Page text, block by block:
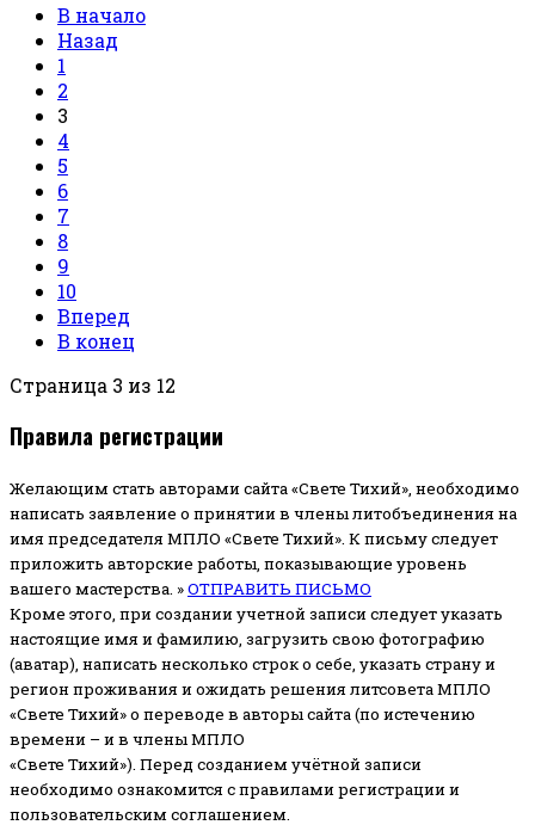
В начало
Назад
1
2
3
4
5
6
7
8
9
10
Вперед
В конец
Страница 3 из 12
Правила регистрации
Желающим стать авторами сайта «Свете Тихий», необходимо
написать заявление о принятии в члены литобъединения на
имя председателя МПЛО «Свете Тихий». К письму следует
приложить авторские работы, показывающие уровень
вашего мастерства. »ОТПРАВИТЬ ПИСЬМО
Кроме этого, при создании учетной записи следует указать
настоящие имя и фамилию, загрузить свою фотографию
(аватар), написать несколько строк о себе, указать страну и
регион проживания и ожидать решения литсовета МПЛО
«Свете Тихий» о переводе в авторы сайта (по истечению
времени – и в члены МПЛО
«Свете Тихий»). Перед созданием учётной записи
необходимо ознакомится с правилами регистрации и
пользовательским соглашением.